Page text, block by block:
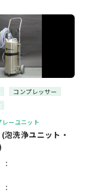
コンプレッサー
ーユニット
(泡洗浄ユニット・